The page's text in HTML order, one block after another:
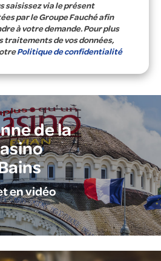
saisissez via le présent
par le Groupe Fauché afin
à votre demande. Pour plus
traitements de vos données,
Politique de confidentialité
de la
en vidéo